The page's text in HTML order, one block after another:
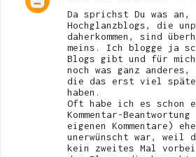
Da sprichst Du was an,
Hochglanzblogs, die
daherkommen, sind
meins. Ich blogge ja
Blogs gibt und für
noch was ganz
die das erst viel
haben.
Oft habe ich es schon
Kommentar-
eigenen Kommentare)
unerwünscht war, weil
kein zweites Mal